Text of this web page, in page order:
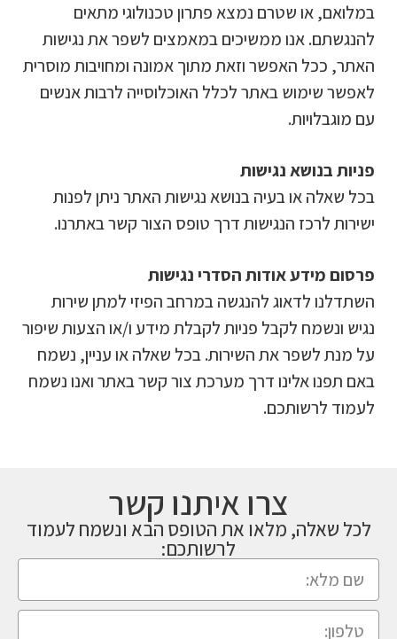
במלואם, או שטרם נמצא פתרון טכנולוגי מתאים
להנגשתם. אנו ממשיכים במאמצים לשפר את נגישות
האתר, ככל האפשר וזאת מתוך אמונה ומחויבות מוסרית
לאפשר שימוש באתר לכלל האוכלוסייה לרבות אנשים
עם מוגבלויות.
פניות בנושא נגישות
בכל שאלה או בעיה בנושא נגישות האתר ניתן לפנות
ישירות לרכז הנגישות דרך טופס הצור קשר באתרנו.
פרסום מידע אודות הסדרי נגישות
השתדלנו לדאוג להנגשה במרחב הפיזי למתן שירות
נגיש ונשמח לקבל פניות לקבלת מידע ו/או הצעות שיפור
על מנת לשפר את השירות. בכל שאלה או עניין, נשמח
באם תפנו אלינו דרך מערכת צור קשר באתר ואנו נשמח
לעמוד לרשותכם.
צרו איתנו קשר
לכל שאלה, מלאו את הטופס הבא ונשמח לעמוד
לרשותכם: